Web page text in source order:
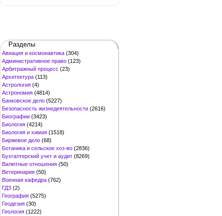
Разделы
Авиация и космонавтика (304)
Административное право (123)
Арбитражный процесс (23)
Архитектура (113)
Астрология (4)
Астрономия (4814)
Банковское дело (5227)
Безопасность жизнедеятельности (2616)
Биографии (3423)
Биология (4214)
Биология и химия (1518)
Биржевое дело (68)
Ботаника и сельское хоз-во (2836)
Бухгалтерский учет и аудит (8269)
Валютные отношения (50)
Ветеринария (50)
Военная кафедра (762)
ГДЗ (2)
География (5275)
Геодезия (30)
Геология (1222)